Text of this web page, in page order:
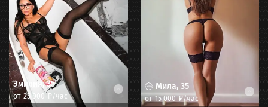
Эмилия,35
от 25 000 ₽/час
Мила, 35
от15 000₽/час